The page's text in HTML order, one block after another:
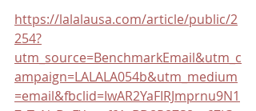
https://lalalausa.com/article/public/2
254?
utm_source=BenchmarkEmail&utm_c
ampaign=LALALA054b&utm_medium
=email&fbclid=IwAR2YaFIRJmprnu9N1